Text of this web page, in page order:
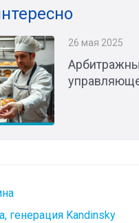
26 мая 2025
генерация Kandinsky